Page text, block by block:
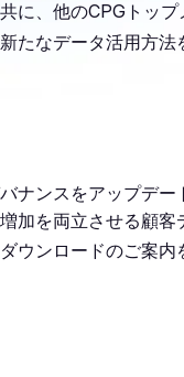
に、他のCPGトッ
たなデータ活用方法
ナンスをアップデー
加を両立させる顧客
ウンロードのご案内